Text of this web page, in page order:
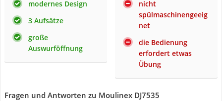
modernes Design
3 Aufsätze
große
Auswurföffnung
nicht
spülmaschinengeeig
net
die Bedienung
erfordert etwas
Übung
Fragen und Antworten zu Moulinex DJ7535